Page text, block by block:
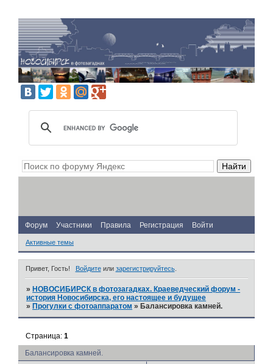
Форум Участники Правила Регистрация Войти
Активные темы
Привет, Гость! Войдитеили зарегистрируйтесь.
» НОВОСИБИРСК в фотозагадках. Краеведческий форум -
история Новосибирска, его настоящее и будущее
» Прогулки с фотоаппаратом » Балансировка камней.
Балансировка камней.
Страница:1